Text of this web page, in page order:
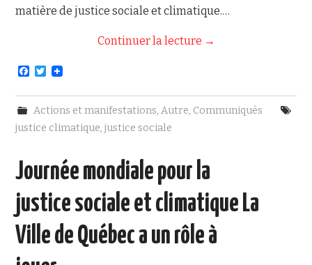
matière de justice sociale et climatique.…
Continuer la lecture →
F
c
b
o
T
i
t
t
e
Actions et manifestations, Autre, Communiqués
justice climatique,justice sociale
Journée mondiale pour la
justice sociale et climatique La
Ville de Québec a un rôle à